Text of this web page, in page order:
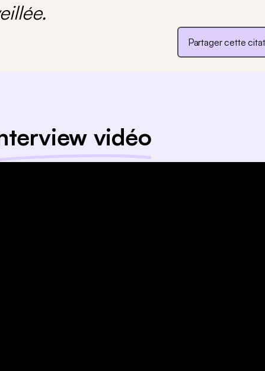
Partager cette
vidéo